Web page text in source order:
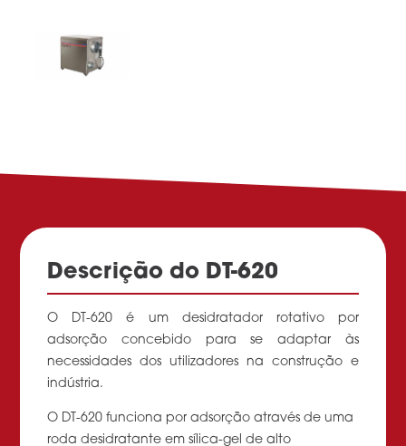
Descrição do DT-620
O DT-620 é um desidratador rotativo por
adsorção concebido para se adaptar às
necessidades dos utilizadores na construção e
indústria.
O DT-620 funciona por adsorção através de uma
roda desidratante em sílica-gel de alto